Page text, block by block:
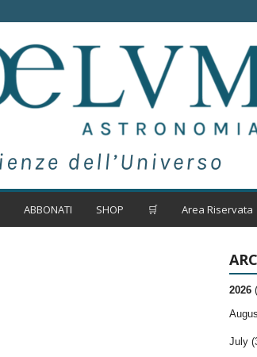
ABBONATI SHOP 🛒 Area Riservata
2026
July